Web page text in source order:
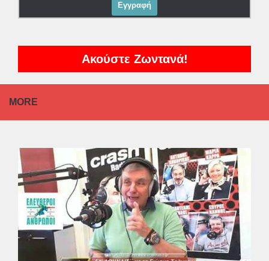
Ακούστε Ζωντανά!
MORE